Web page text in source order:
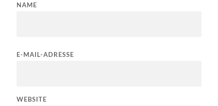
NAME
E-MAIL-ADRESSE
WEBSITE